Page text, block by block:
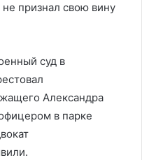
признал свою вину
суд в
Александра
в парке